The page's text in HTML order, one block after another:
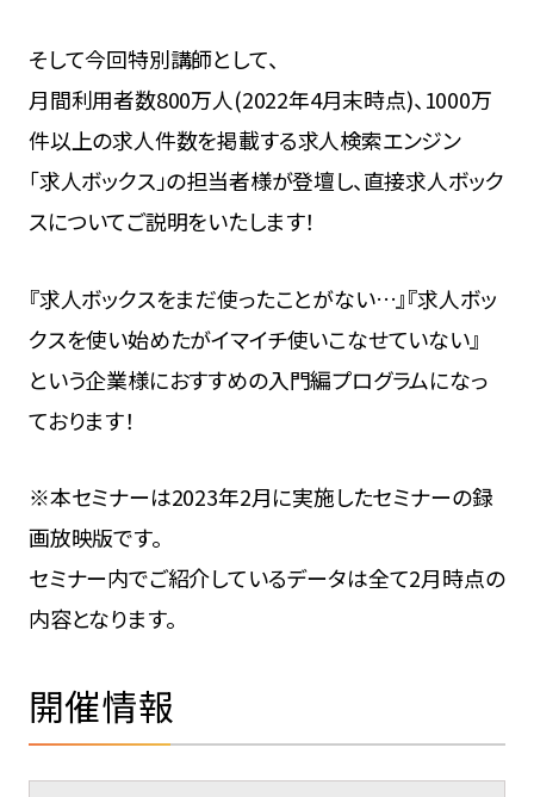
そして今回特別講師として、
月間利用者数800万人(2022年4月末時点)、1000万
件以上の求人件数を掲載する求人検索エンジン
「求人ボックス」の担当者様が登壇し、直接求人ボック
スについてご説明をいたします！
『求人ボックスをまだ使ったことがない…』『求人ボッ
クスを使い始めたがイマイチ使いこなせていない』
という企業様におすすめの入門編プログラムになっ
ております！
※本セミナーは2023年2月に実施したセミナーの録
画放映版です。
セミナー内でご紹介しているデータは全て2月時点の
内容となります。
開催情報